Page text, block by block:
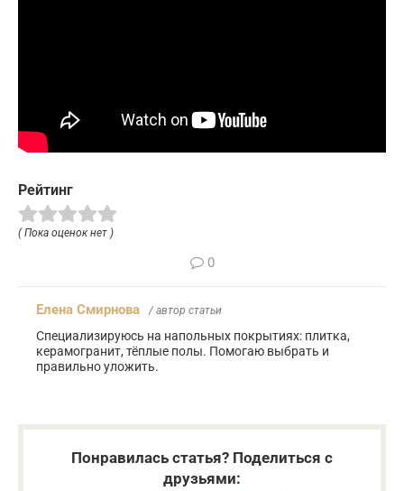
Рейтинг
( Пока оценок нет )
0
Елена Смирнова / автор статьи
Специализируюсь на напольных покрытиях: плитка,
керамогранит, тёплые полы. Помогаю выбрать и
правильно уложить.
Понравилась статья? Поделиться с
друзьями: